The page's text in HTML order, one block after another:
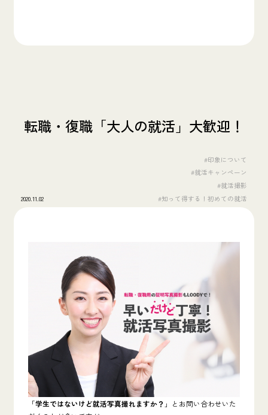
転職・復職「大人の就活」大歓迎！
2020.11.02
#印象について
#就活キャンペーン
#就活撮影
#知って得する！初めての就活
「学生ではないけど就活写真撮れますか？ 」とお問い合わせいた